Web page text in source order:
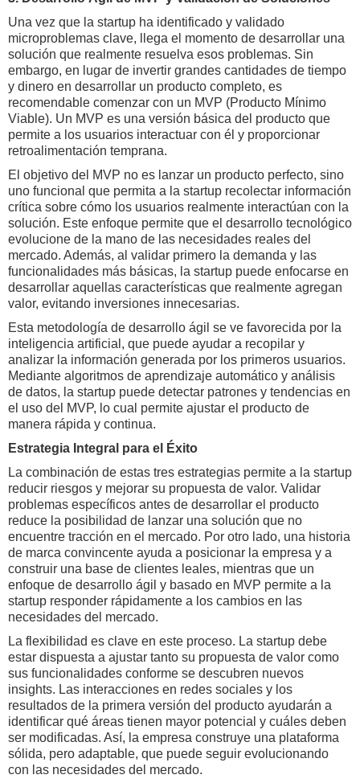
Una vez que la startup ha identificado y validado
microproblemas clave, llega el momento de desarrollar una
solución que realmente resuelva esos problemas. Sin
embargo, en lugar de invertir grandes cantidades de tiempo
y dinero en desarrollar un producto completo, es
recomendable comenzar con un MVP (Producto Mínimo
Viable). Un MVP es una versión básica del producto que
permite a los usuarios interactuar con él y proporcionar
retroalimentación temprana.
El objetivo del MVP no es lanzar un producto perfecto, sino
uno funcional que permita a la startup recolectar información
crítica sobre cómo los usuarios realmente interactúan con la
solución. Este enfoque permite que el desarrollo tecnológico
evolucione de la mano de las necesidades reales del
mercado. Además, al validar primero la demanda y las
funcionalidades más básicas, la startup puede enfocarse en
desarrollar aquellas características que realmente agregan
valor, evitando inversiones innecesarias.
Esta metodología de desarrollo ágil se ve favorecida por la
inteligencia artificial, que puede ayudar a recopilar y
analizar la información generada por los primeros usuarios.
Mediante algoritmos de aprendizaje automático y análisis
de datos, la startup puede detectar patrones y tendencias en
el uso del MVP, lo cual permite ajustar el producto de
manera rápida y continua.
Estrategia Integral para el Éxito
La combinación de estas tres estrategias permite a la startup
reducir riesgos y mejorar su propuesta de valor. Validar
problemas específicos antes de desarrollar el producto
reduce la posibilidad de lanzar una solución que no
encuentre tracción en el mercado. Por otro lado, una historia
de marca convincente ayuda a posicionar la empresa y a
construir una base de clientes leales, mientras que un
enfoque de desarrollo ágil y basado en MVP permite a la
startup responder rápidamente a los cambios en las
necesidades del mercado.
La flexibilidad es clave en este proceso. La startup debe
estar dispuesta a ajustar tanto su propuesta de valor como
sus funcionalidades conforme se descubren nuevos
insights. Las interacciones en redes sociales y los
resultados de la primera versión del producto ayudarán a
identificar qué áreas tienen mayor potencial y cuáles deben
ser modificadas. Así, la empresa construye una plataforma
sólida, pero adaptable, que puede seguir evolucionando
con las necesidades del mercado.